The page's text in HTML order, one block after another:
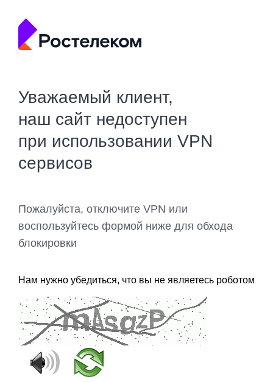
Уважаемый клиент,
наш сайт недоступен
при использовании VPN
сервисов
Пожалуйста, отключите VPN или
воспользуйтесь формой ниже для обхода
блокировки
Нам нужно убедиться, что вы не являетесь роботом